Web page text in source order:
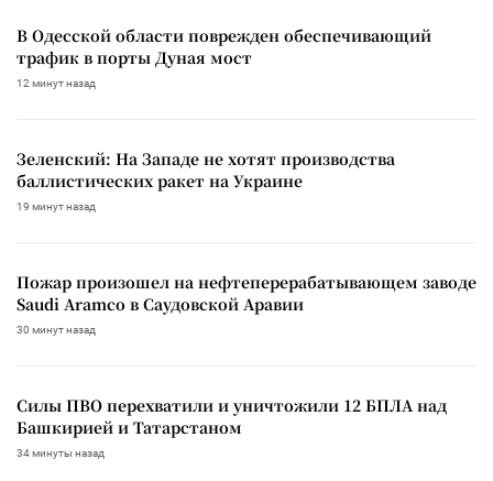
В Одесской области поврежден обеспечивающий
трафик в порты Дуная мост
12 минут назад
Зеленский: На Западе не хотят производства
баллистических ракет на Украине
19 минут назад
Пожар произошел на нефтеперерабатывающем заводе
Saudi Aramco в Саудовской Аравии
30 минут назад
Силы ПВО перехватили и уничтожили 12 БПЛА над
Башкирией и Татарстаном
34 минуты назад